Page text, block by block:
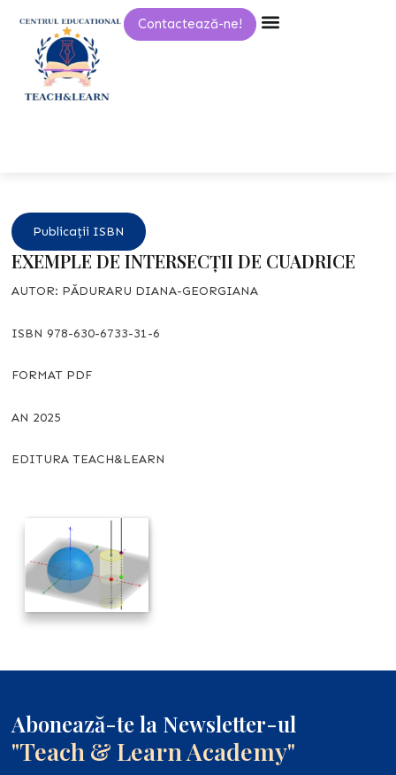
content
Contactează-ne!
Publicații ISBN
EXEMPLE DE INTERSECȚII DE CUADRICE
AUTOR: PĂDURARU DIANA-GEORGIANA
ISBN 978-630-6733-31-6
FORMAT PDF
AN 2025
EDITURA TEACH&LEARN
Abonează-te la Newsletter-ul
"Teach & Learn Academy"